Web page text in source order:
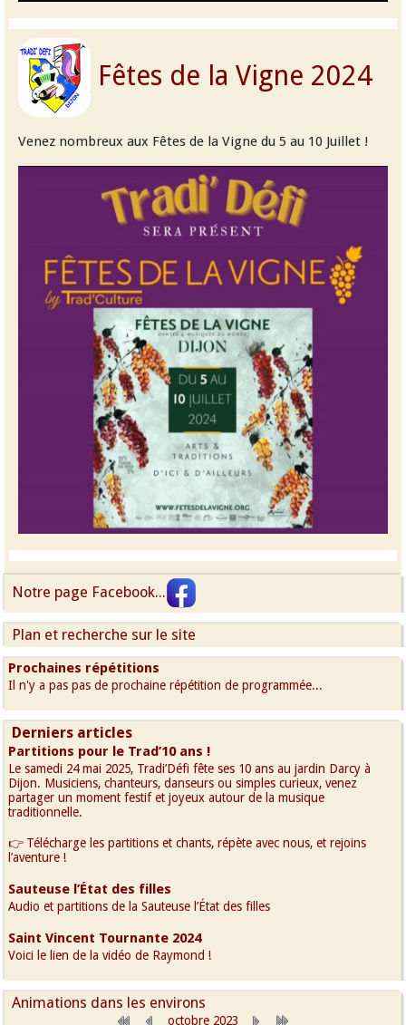
Fêtes de la Vigne 2024
Venez nombreux aux Fêtes de la Vigne du 5 au 10 Juillet !
Notre page Facebook...
Plan et recherche sur le site
Prochaines répétitions
Il n'y a pas pas de prochaine répétition de programmée...
Derniers articles
Partitions pour le Trad’10 ans !
Le samedi 24 mai 2025, Tradi’Défi fête ses 10 ans au jardin Darcy à
Dijon. Musiciens, chanteurs, danseurs ou simples curieux, venez
partager un moment festif et joyeux autour de la musique
traditionnelle.
👉 Télécharge les partitions et chants, répète avec nous, et rejoins
l’aventure !
Sauteuse l’État des filles
Audio et partitions de la Sauteuse l’État des filles
Saint Vincent Tournante 2024
Voici le lien de la vidéo de Raymond !
Animations dans les environs
octobre 2023